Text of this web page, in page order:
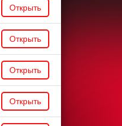
Открыть
Открыть
Открыть
Открыть